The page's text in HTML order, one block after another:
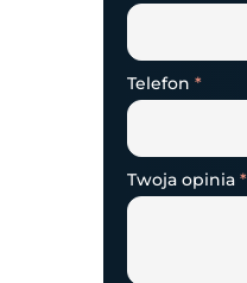
Telefon *
Twoja opinia *